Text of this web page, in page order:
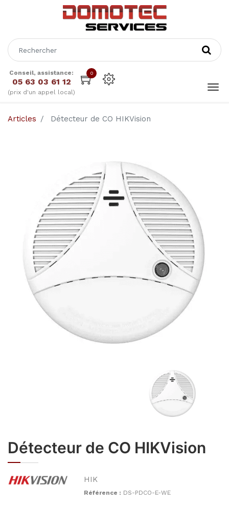
Conseil, assistance:
05 63 03 61 12
(prix d'un appel local)
0
Articles Détecteur de CO HIKVision
Détecteur de CO HIKVision
HIK
Référence : DS-PDCO-E-WE